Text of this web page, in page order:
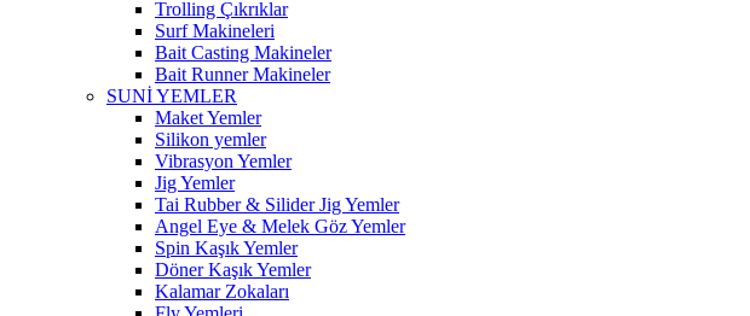
Trolling Çıkrıklar
Surf Makineleri
Bait Casting Makineler
Bait Runner Makineler
SUNİ YEMLER
Maket Yemler
Silikon yemler
Vibrasyon Yemler
Jig Yemler
Tai Rubber & Silider Jig Yemler
Angel Eye & Melek Göz Yemler
Spin Kaşık Yemler
Döner Kaşık Yemler
Kalamar Zokaları